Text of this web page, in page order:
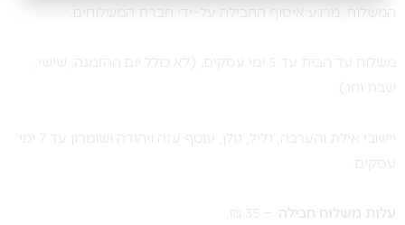
המשלוח, מרגע איסוף החבילה על-ידי חברת המשלוחים.
משלוח עד הבית עד 5 ימי עסקים, (לא כולל יום ההזמנה, שישי,
שבת וחג).
יישובי אילת והערבה, גליל, גולן, עוטף עזה ויהודה ושומרון עד 7 ימי
עסקים.
עלות משלוח חבילה – 35 ₪.